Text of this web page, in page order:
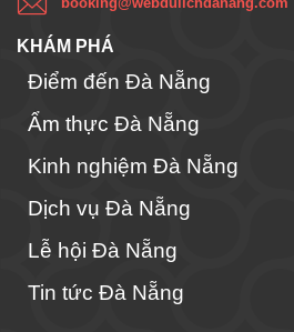
KHÁM PHÁ
Điểm đến Đà Nẵng
Ẩm thực Đà Nẵng
Kinh nghiệm Đà Nẵng
Dịch vụ Đà Nẵng
Lễ hội Đà Nẵng
Tin tức Đà Nẵng